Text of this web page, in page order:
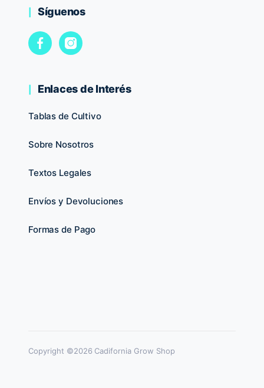
Síguenos
Enlaces de Interés
Tablas de Cultivo
Sobre Nosotros
Textos Legales
Envíos y Devoluciones
Formas de Pago
Copyright ©2026 Cadifornia Grow Shop